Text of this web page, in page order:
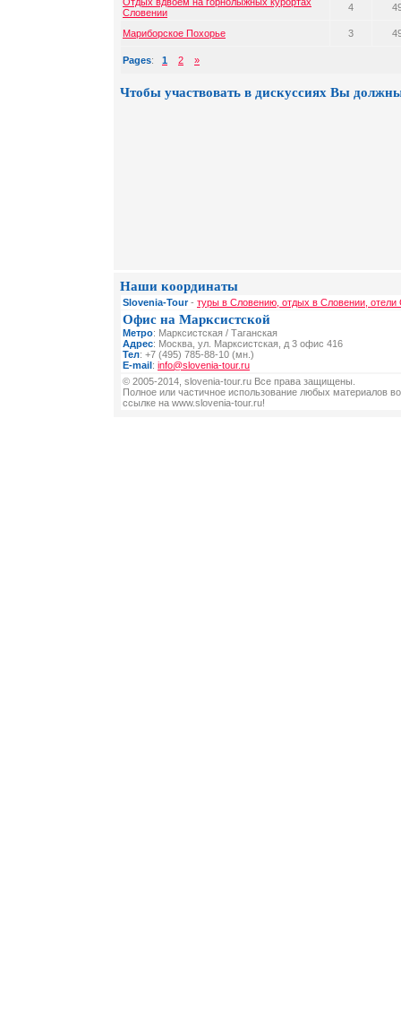
Словении
4
Мариборское Похорье 3
Pages: 1 2 »
Чтобы участвовать в дискуссиях Вы
Наши координаты
Slovenia-Tour- туры в Словению, отдых в Словении,
Офис на Марксистской
Метро: Марксистская / Таганская
Адрес: Москва, ул. Марксистская, д 3 офис 416
Тел: +7 (495) 785-88-10 (мн.)
E-mail: info@slovenia-tour.ru
© 2005-2014, slovenia-tour.ru Все права защищены.
Полное или частичное использование любых материалов
ссылке на www.slovenia-tour.ru!